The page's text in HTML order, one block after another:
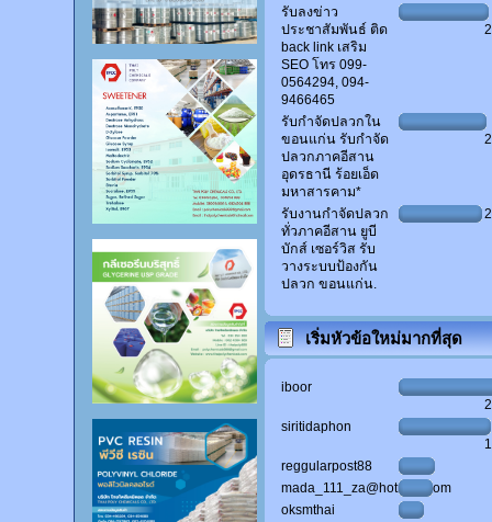
รับลงข่าว
ประชาสัมพันธ์ ติด
back link เสริม
SEO โทร 099-
0564294, 094-
9466465
รับกำจัดปลวกใน
ขอนแก่น รับกำจัด
ปลวกภาคอีสาน
อุดรธานี ร้อยเอ็ด
มหาสารคาม*
รับงานกำจัดปลวก
ทั่วภาคอีสาน ยูบี
บักส์ เซอร์วิส รับ
วางระบบป้องกัน
ปลวก ขอนแก่น.
เริ่มหัวข้อใหม่มากที่สุด
iboor
siritidaphon
reggularpost88
mada_111_za@hotmail.com
oksmthai